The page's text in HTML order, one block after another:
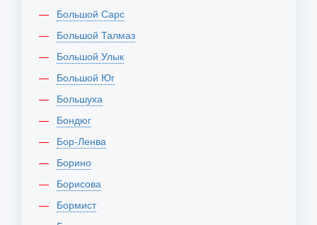
Большой Сарс
Большой Талмаз
Большой Улык
Большой Юг
Большуха
Бондюг
Бор-Ленва
Борино
Борисова
Бормист